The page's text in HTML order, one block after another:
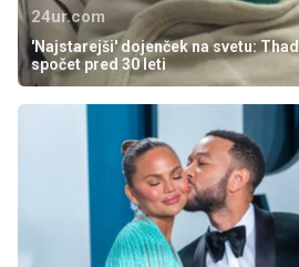
24ur.com
'Najstarejši' dojenček na svetu:
spočet pred 30 leti